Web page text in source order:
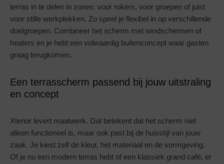
terras in te delen in zones: voor rokers, voor groepen of juist
voor stille werkplekken. Zo speel je flexibel in op verschillende
doelgroepen. Combineer het scherm met windschermen of
heaters en je hebt een volwaardig buitenconcept waar gasten
graag terugkomen.
Een terrasscherm passend bij jouw uitstraling
en concept
Xterior levert maatwerk. Dat betekent dat het scherm niet
alleen functioneel is, maar ook past bij de huisstijl van jouw
zaak. Je kiest zelf de kleur, het materiaal en de vormgeving.
Of je nu een modern terras hebt of een klassiek grand café, er